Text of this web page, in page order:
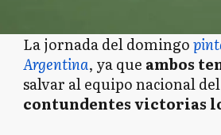
La jornada del domingo
Argentina, ya que ambos
salvar al equipo nacional
contundentes victorias